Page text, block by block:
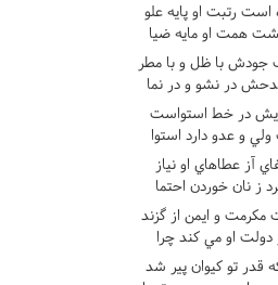
رتبت او پايه علو
همت او مايه ضيا
با ظل و با مطر
در نشو و در نما
در خط استواست
و عدو دارد استوا
آز عطاهاي او نياز
ز نان خوردن احتما
و ايمن از گزند
دولت او مي کند چرا
قدر تو کيوان پير شد